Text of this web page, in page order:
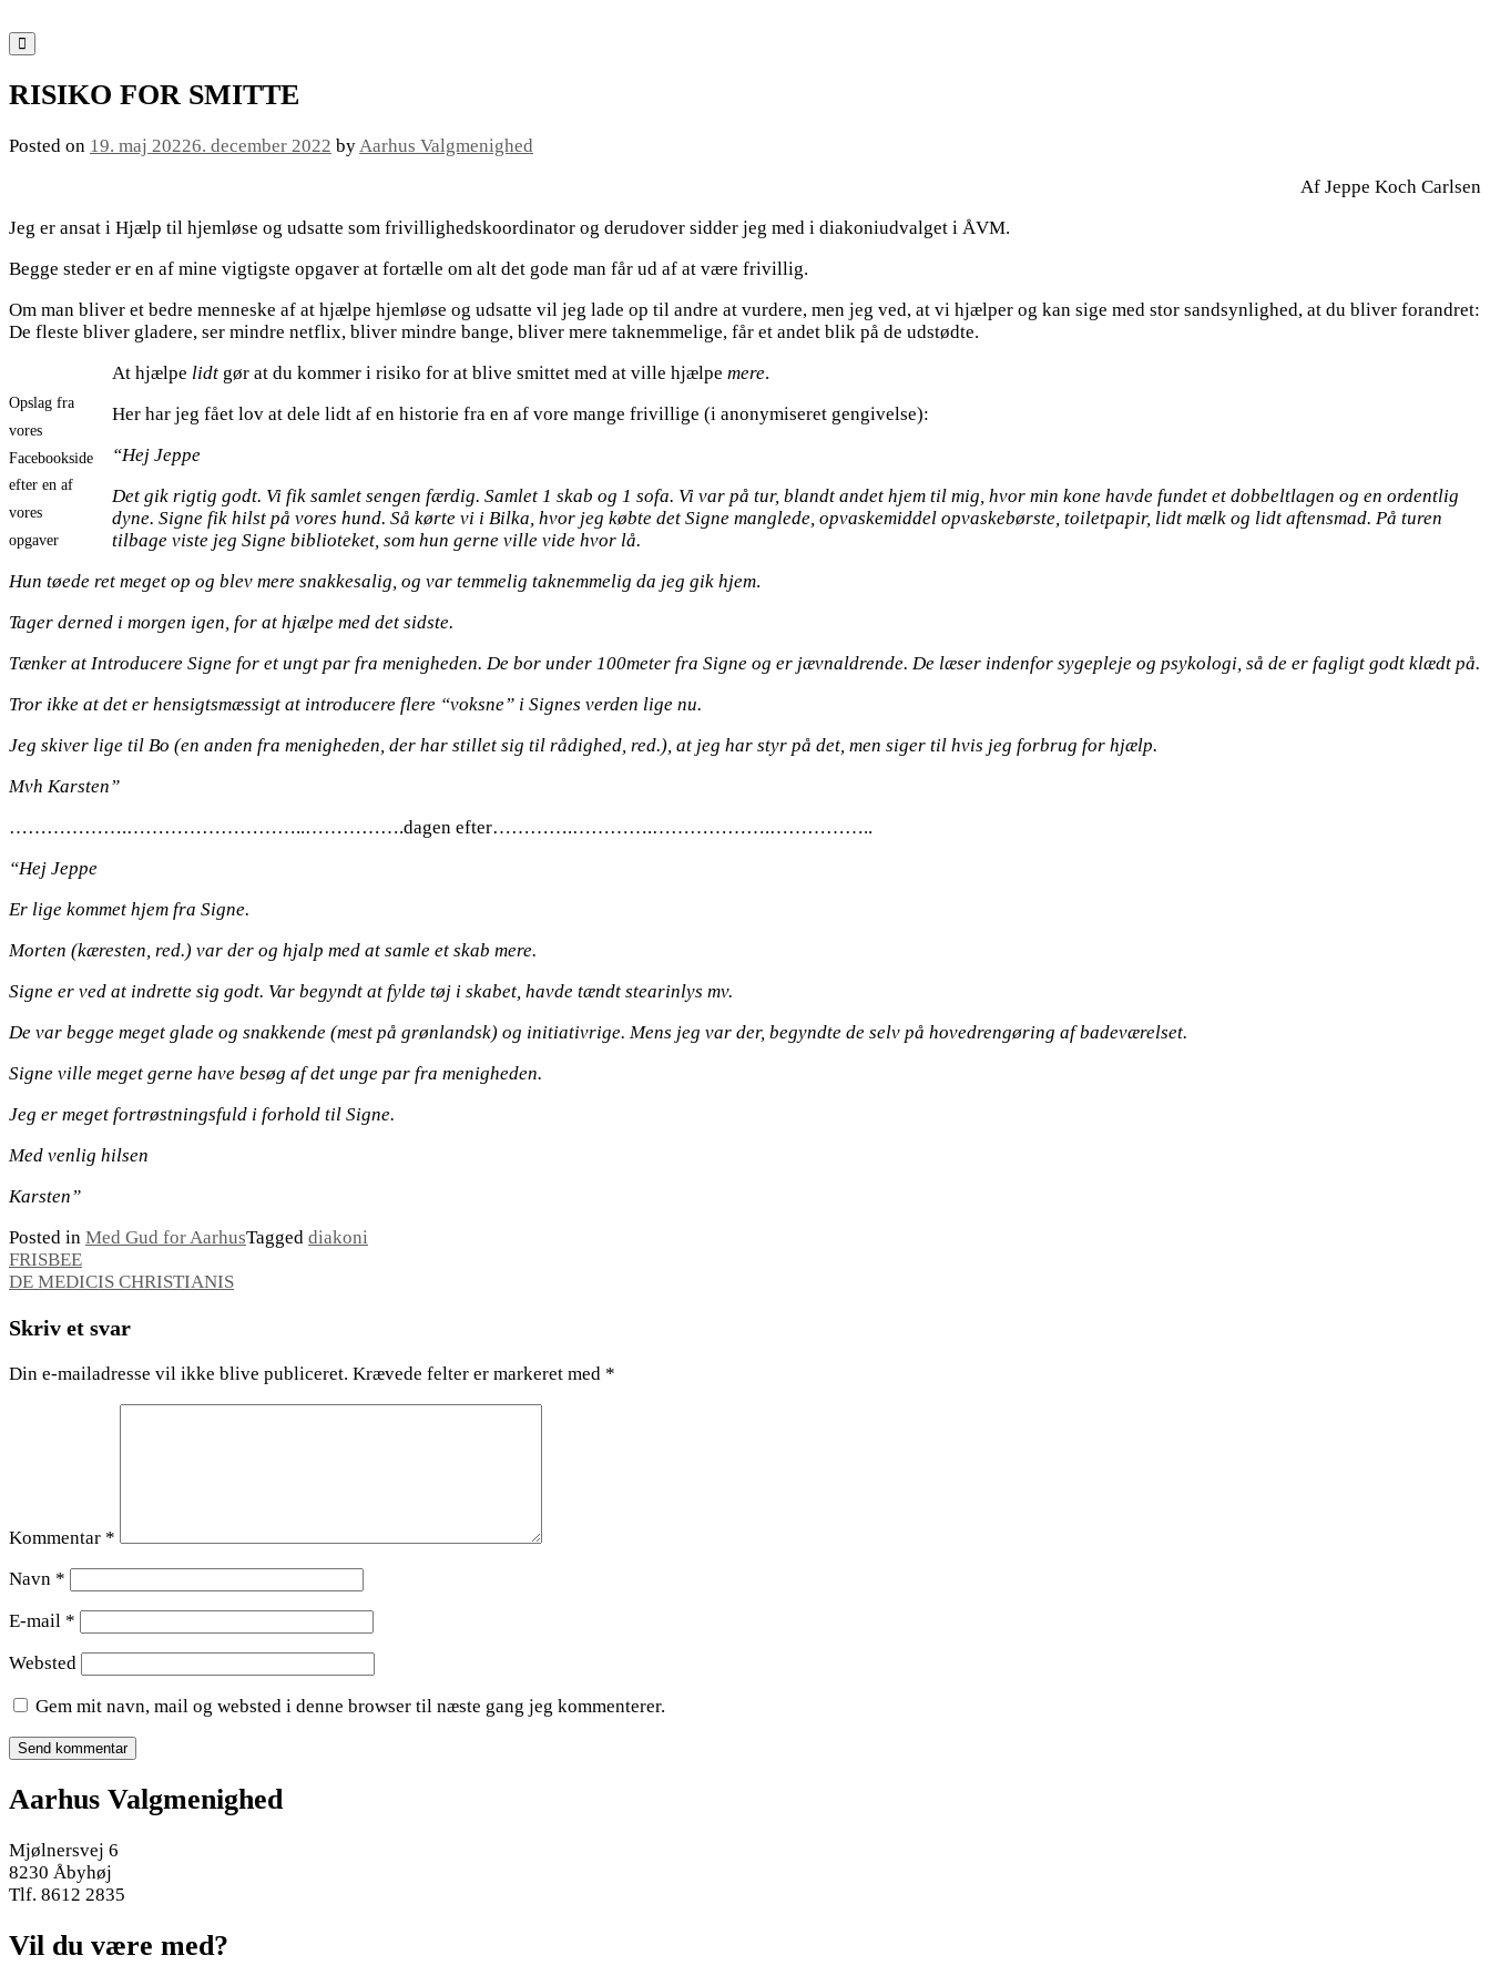
to
content
RISIKO FOR SMITTE
Posted on 19. maj 20226. december 2022 byAarhus Valgmenighed
Af Jeppe Koch Carlsen
Jeg er ansat i Hjælp til hjemløse og udsatte som frivillighedskoordinator og derudover sidder jeg med i diakoniudvalget i ÅVM.
Begge steder er en af mine vigtigste opgaver at fortælle om alt det gode man får ud af at være frivillig.
Om man bliver et bedre menneske af at hjælpe hjemløse og udsatte vil jeg lade op til andre at vurdere, men jeg ved, at vi hjælper og kan sige med stor sandsynlighed, at du bliver forandret:
De fleste bliver gladere, ser mindre netflix, bliver mindre bange, bliver mere taknemmelige, får et andet blik på de udstødte.
Opslag fra
vores
Facebookside
efter en af
vores
opgaver
At hjælpe lidt gør at du kommer i risiko for at blive smittet med at ville hjælpe mere.
Her har jeg fået lov at dele lidt af en historie fra en af vore mange frivillige (i anonymiseret gengivelse):
“Hej Jeppe
Det gik rigtig godt. Vi fik samlet sengen færdig. Samlet 1 skab og 1 sofa. Vi var på tur, blandt andet hjem til mig, hvor min kone havde fundet et dobbeltlagen og en ordentlig
dyne. Signe fik hilst på vores hund. Så kørte vi i Bilka, hvor jeg købte det Signe manglede, opvaskemiddel opvaskebørste, toiletpapir, lidt mælk og lidt aftensmad. På turen
tilbage viste jeg Signe biblioteket, som hun gerne ville vide hvor lå.
Hun tøede ret meget op og blev mere snakkesalig, og var temmelig taknemmelig da jeg gik hjem.
Tager derned i morgen igen, for at hjælpe med det sidste.
Tænker at Introducere Signe for et ungt par fra menigheden. De bor under 100meter fra Signe og er jævnaldrende. De læser indenfor sygepleje og psykologi, så de er fagligt godt klædt på.
Tror ikke at det er hensigtsmæssigt at introducere flere “voksne” i Signes verden lige nu.
Jeg skiver lige til Bo (en anden fra menigheden, der har stillet sig til rådighed, red.), at jeg har styr på det, men siger til hvis jeg forbrug for hjælp.
Mvh Karsten”
……………….………………………..…………….dagen efter………….………….……………….……………..
“Hej Jeppe
Er lige kommet hjem fra Signe.
Morten (kæresten, red.) var der og hjalp med at samle et skab mere.
Signe er ved at indrette sig godt. Var begyndt at fylde tøj i skabet, havde tændt stearinlys mv.
De var begge meget glade og snakkende (mest på grønlandsk) og initiativrige. Mens jeg var der, begyndte de selv på hovedrengøring af badeværelset.
Signe ville meget gerne have besøg af det unge par fra menigheden.
Jeg er meget fortrøstningsfuld i forhold til Signe.
Med venlig hilsen
Karsten”
Posted in Med Gud for AarhusTagged diakoni
Indlægsnavigation
FRISBEE
DE MEDICIS CHRISTIANIS
Skriv et svar
Din e-mailadresse vil ikke blive publiceret. Krævede felter er markeret med *
Kommentar *
Navn *
E-mail *
Websted
Gem mit navn, mail og websted i denne browser til næste gang jeg kommenterer.
Aarhus Valgmenighed
Mjølnersvej 6
8230 Åbyhøj
Tlf. 8612 2835
Vil du være med?